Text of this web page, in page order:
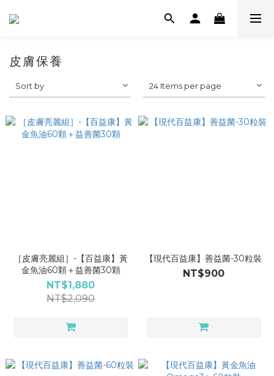
皮膚保養
Sort by 24 Items per page
［皮膚亮麗組］-【百益康】黃
金魚油60顆＋益善菌30顆
NT$1,880
NT$2,090
【現代百益康】善益菌-30粒裝
NT$900